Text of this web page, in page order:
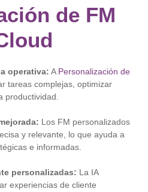
de FM
operativa: A Personalización de
tareas complejas, optimizar
productividad.
Los FM personalizados
y relevante, lo que ayuda a
e informadas.
personalizadas: La IA
experiencias de cliente